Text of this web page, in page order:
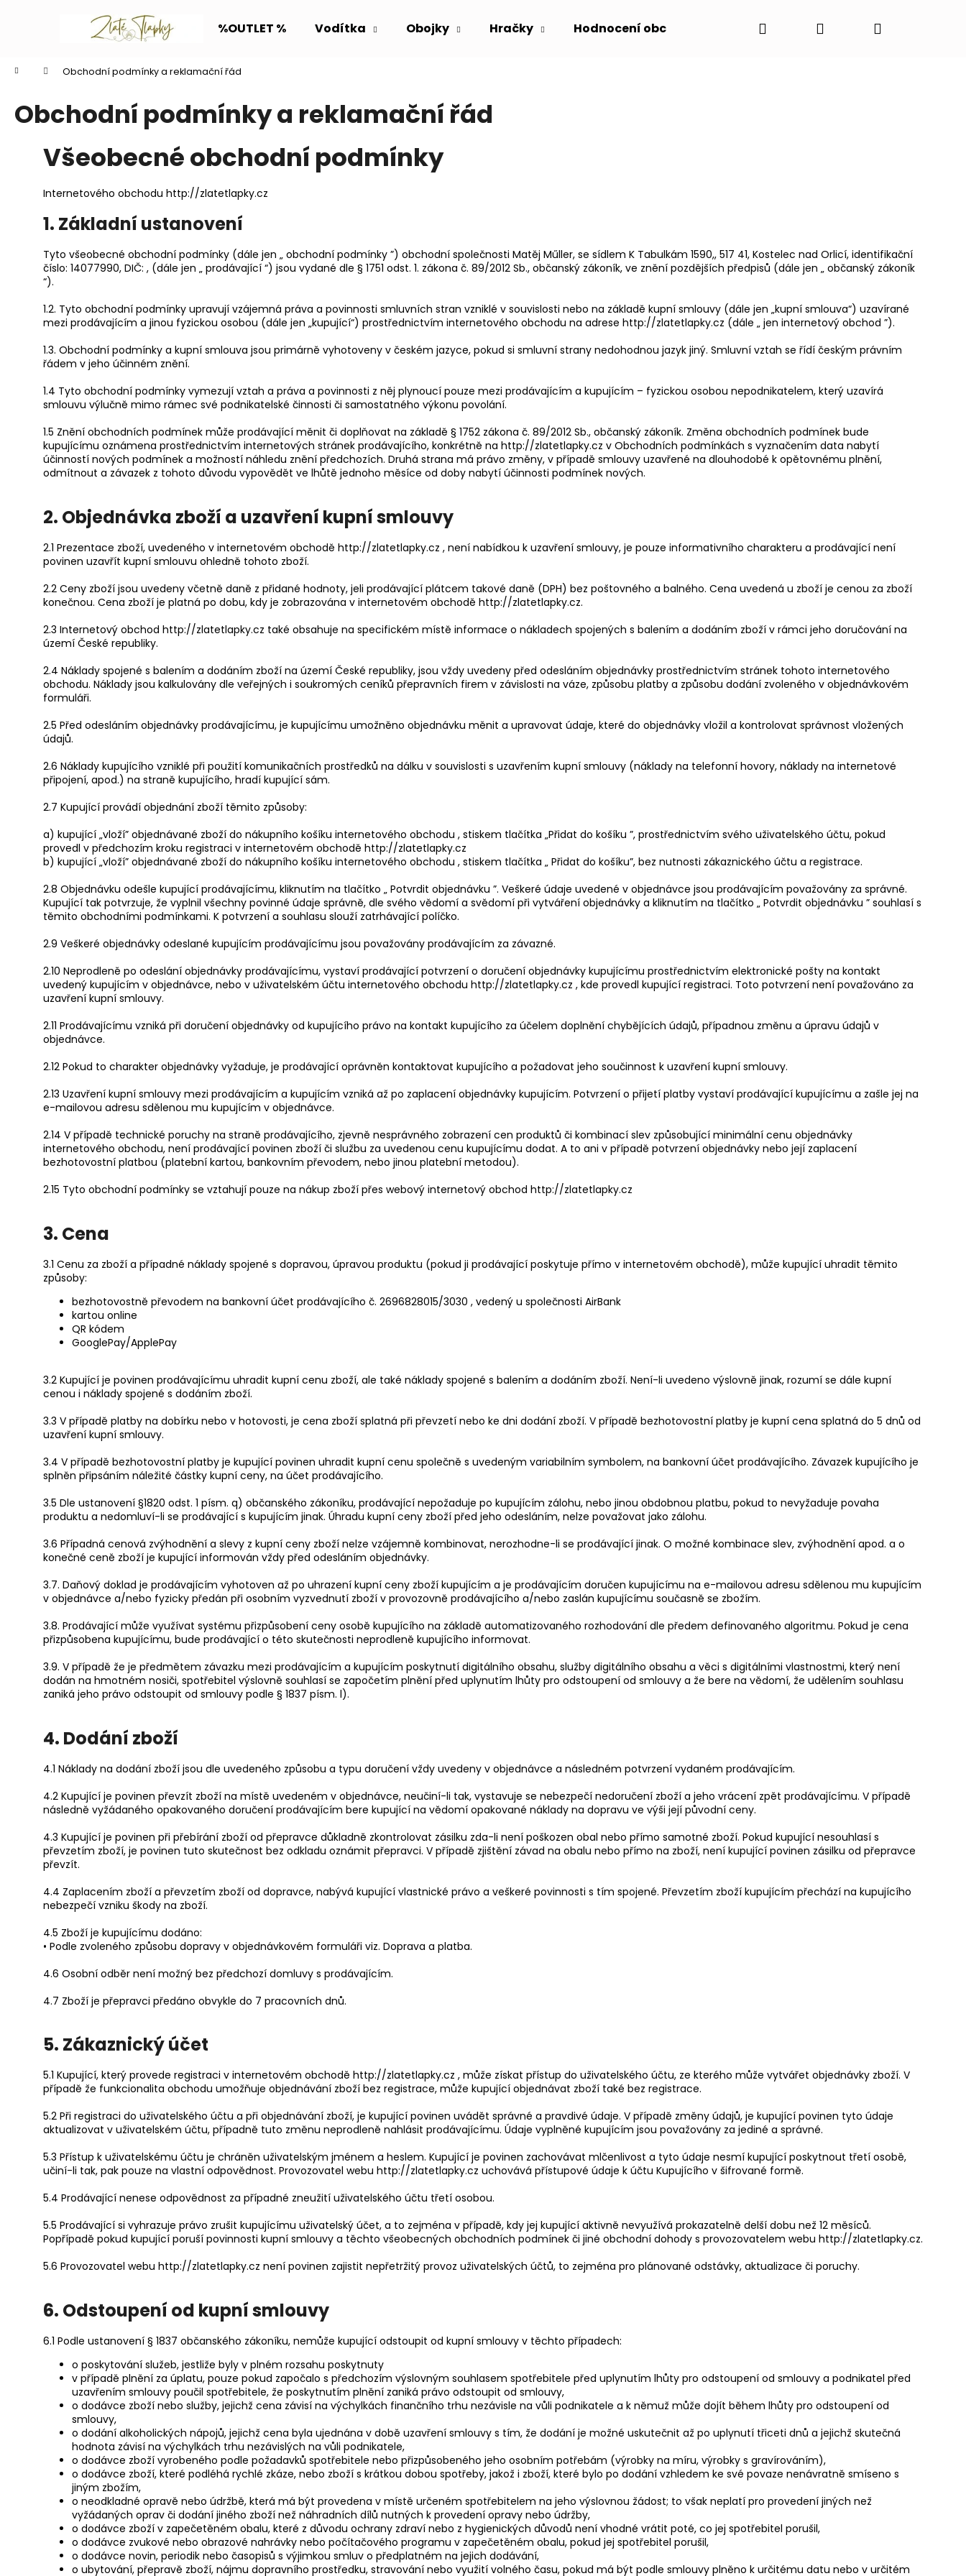
%OUTLET % Vodítka Obojky Hračky Hodnocení obchodu Hledat PřihlášeníNákupní
Domů Obchodní podmínky a reklamační řád
Obchodní podmínky a reklamační řád
Všeobecné obchodní podmínky
Internetového obchodu http://zlatetlapky.cz
1. Základní ustanovení
Tyto všeobecné obchodní podmínky (dále jen „ obchodní podmínky ”) obchodní společnosti Matěj Műller, se sídlem K Tabulkám 1590,, 517 41, Kostelec nad Orlicí, identifikační
číslo: 14077990, DIČ: , (dále jen „ prodávající “) jsou vydané dle § 1751 odst. 1. zákona č. 89/2012 Sb., občanský zákoník, ve znění pozdějších předpisů (dále jen „ občanský zákoník
“).
1.2. Tyto obchodní podmínky upravují vzájemná práva a povinnosti smluvních stran vzniklé v souvislosti nebo na základě kupní smlouvy (dále jen „kupní smlouva“) uzavírané
mezi prodávajícím a jinou fyzickou osobou (dále jen „kupující“) prostřednictvím internetového obchodu na adrese http://zlatetlapky.cz (dále „ jen internetový obchod ”).
1.3. Obchodní podmínky a kupní smlouva jsou primárně vyhotoveny v českém jazyce, pokud si smluvní strany nedohodnou jazyk jiný. Smluvní vztah se řídí českým právním
řádem v jeho účinném znění.
1.4 Tyto obchodní podmínky vymezují vztah a práva a povinnosti z něj plynoucí pouze mezi prodávajícím a kupujícím – fyzickou osobou nepodnikatelem, který uzavírá
smlouvu výlučně mimo rámec své podnikatelské činnosti či samostatného výkonu povolání.
1.5 Znění obchodních podmínek může prodávající měnit či doplňovat na základě § 1752 zákona č. 89/2012 Sb., občanský zákoník. Změna obchodních podmínek bude
kupujícímu oznámena prostřednictvím internetových stránek prodávajícího, konkrétně na http://zlatetlapky.cz v Obchodních podmínkách s vyznačením data nabytí
účinností nových podmínek a možností náhledu znění předchozích. Druhá strana má právo změny, v případě smlouvy uzavřené na dlouhodobé k opětovnému plnění,
odmítnout a závazek z tohoto důvodu vypovědět ve lhůtě jednoho měsíce od doby nabytí účinnosti podmínek nových.
2. Objednávka zboží a uzavření kupní smlouvy
2.1 Prezentace zboží, uvedeného v internetovém obchodě http://zlatetlapky.cz , není nabídkou k uzavření smlouvy, je pouze informativního charakteru a prodávající není
povinen uzavřít kupní smlouvu ohledně tohoto zboží.
2.2 Ceny zboží jsou uvedeny včetně daně z přidané hodnoty, jeli prodávající plátcem takové daně (DPH) bez poštovného a balného. Cena uvedená u zboží je cenou za zboží
konečnou. Cena zboží je platná po dobu, kdy je zobrazována v internetovém obchodě http://zlatetlapky.cz.
2.3 Internetový obchod http://zlatetlapky.cz také obsahuje na specifickém místě informace o nákladech spojených s balením a dodáním zboží v rámci jeho doručování na
území České republiky.
2.4 Náklady spojené s balením a dodáním zboží na území České republiky, jsou vždy uvedeny před odesláním objednávky prostřednictvím stránek tohoto internetového
obchodu. Náklady jsou kalkulovány dle veřejných i soukromých ceníků přepravních firem v závislosti na váze, způsobu platby a způsobu dodání zvoleného v objednávkovém
formuláři.
2.5 Před odesláním objednávky prodávajícímu, je kupujícímu umožněno objednávku měnit a upravovat údaje, které do objednávky vložil a kontrolovat správnost vložených
údajů.
2.6 Náklady kupujícího vzniklé při použití komunikačních prostředků na dálku v souvislosti s uzavřením kupní smlouvy (náklady na telefonní hovory, náklady na internetové
připojení, apod.) na straně kupujícího, hradí kupující sám.
2.7 Kupující provádí objednání zboží těmito způsoby:
a) kupující „vloží” objednávané zboží do nákupního košíku internetového obchodu , stiskem tlačítka „Přidat do košíku ”, prostřednictvím svého uživatelského účtu, pokud
provedl v předchozím kroku registraci v internetovém obchodě http://zlatetlapky.cz
b) kupující „vloží” objednávané zboží do nákupního košíku internetového obchodu , stiskem tlačítka „ Přidat do košíku”, bez nutnosti zákaznického účtu a registrace.
2.8 Objednávku odešle kupující prodávajícímu, kliknutím na tlačítko „ Potvrdit objednávku ”. Veškeré údaje uvedené v objednávce jsou prodávajícím považovány za správné.
Kupující tak potvrzuje, že vyplnil všechny povinné údaje správně, dle svého vědomí a svědomí při vytváření objednávky a kliknutím na tlačítko „ Potvrdit objednávku ” souhlasí s
těmito obchodními podmínkami. K potvrzení a souhlasu slouží zatrhávající políčko.
2.9 Veškeré objednávky odeslané kupujícím prodávajícímu jsou považovány prodávajícím za závazné.
2.10 Neprodleně po odeslání objednávky prodávajícímu, vystaví prodávající potvrzení o doručení objednávky kupujícímu prostřednictvím elektronické pošty na kontakt
uvedený kupujícím v objednávce, nebo v uživatelském účtu internetového obchodu http://zlatetlapky.cz , kde provedl kupující registraci. Toto potvrzení není považováno za
uzavření kupní smlouvy.
2.11 Prodávajícímu vzniká při doručení objednávky od kupujícího právo na kontakt kupujícího za účelem doplnění chybějících údajů, případnou změnu a úpravu údajů v
objednávce.
2.12 Pokud to charakter objednávky vyžaduje, je prodávající oprávněn kontaktovat kupujícího a požadovat jeho součinnost k uzavření kupní smlouvy.
2.13 Uzavření kupní smlouvy mezi prodávajícím a kupujícím vzniká až po zaplacení objednávky kupujícím. Potvrzení o přijetí platby vystaví prodávající kupujícímu a zašle jej na
e-mailovou adresu sdělenou mu kupujícím v objednávce.
2.14 V případě technické poruchy na straně prodávajícího, zjevně nesprávného zobrazení cen produktů či kombinací slev způsobující minimální cenu objednávky
internetového obchodu, není prodávající povinen zboží či službu za uvedenou cenu kupujícímu dodat. A to ani v případě potvrzení objednávky nebo její zaplacení
bezhotovostní platbou (platební kartou, bankovním převodem, nebo jinou platební metodou).
2.15 Tyto obchodní podmínky se vztahují pouze na nákup zboží přes webový internetový obchod http://zlatetlapky.cz
3. Cena
3.1 Cenu za zboží a případné náklady spojené s dopravou, úpravou produktu (pokud ji prodávající poskytuje přímo v internetovém obchodě), může kupující uhradit těmito
způsoby:
bezhotovostně převodem na bankovní účet prodávajícího č. 2696828015/3030 , vedený u společnosti AirBank
kartou online
QR kódem
GooglePay/ApplePay
3.2 Kupující je povinen prodávajícímu uhradit kupní cenu zboží, ale také náklady spojené s balením a dodáním zboží. Není-li uvedeno výslovně jinak, rozumí se dále kupní
cenou i náklady spojené s dodáním zboží.
3.3 V případě platby na dobírku nebo v hotovosti, je cena zboží splatná při převzetí nebo ke dni dodání zboží. V případě bezhotovostní platby je kupní cena splatná do 5 dnů od
uzavření kupní smlouvy.
3.4 V případě bezhotovostní platby je kupující povinen uhradit kupní cenu společně s uvedeným variabilním symbolem, na bankovní účet prodávajícího. Závazek kupujícího je
splněn připsáním náležité částky kupní ceny, na účet prodávajícího.
3.5 Dle ustanovení §1820 odst. 1 písm. q) občanského zákoníku, prodávající nepožaduje po kupujícím zálohu, nebo jinou obdobnou platbu, pokud to nevyžaduje povaha
produktu a nedomluví-li se prodávající s kupujícím jinak. Úhradu kupní ceny zboží před jeho odesláním, nelze považovat jako zálohu.
3.6 Případná cenová zvýhodnění a slevy z kupní ceny zboží nelze vzájemně kombinovat, nerozhodne-li se prodávající jinak. O možné kombinace slev, zvýhodnění apod. a o
konečné ceně zboží je kupující informován vždy před odesláním objednávky.
3.7. Daňový doklad je prodávajícím vyhotoven až po uhrazení kupní ceny zboží kupujícím a je prodávajícím doručen kupujícímu na e-mailovou adresu sdělenou mu kupujícím
v objednávce a/nebo fyzicky předán při osobním vyzvednutí zboží v provozovně prodávajícího a/nebo zaslán kupujícímu současně se zbožím.
3.8. Prodávající může využívat systému přizpůsobení ceny osobě kupujícího na základě automatizovaného rozhodování dle předem definovaného algoritmu. Pokud je cena
přizpůsobena kupujícímu, bude prodávající o této skutečnosti neprodleně kupujícího informovat.
3.9. V případě že je předmětem závazku mezi prodávajícím a kupujícím poskytnutí digitálního obsahu, služby digitálního obsahu a věci s digitálními vlastnostmi, který není
dodán na hmotném nosiči, spotřebitel výslovně souhlasí se započetím plnění před uplynutím lhůty pro odstoupení od smlouvy a že bere na vědomí, že udělením souhlasu
zaniká jeho právo odstoupit od smlouvy podle § 1837 písm. l).
4. Dodání zboží
4.1 Náklady na dodání zboží jsou dle uvedeného způsobu a typu doručení vždy uvedeny v objednávce a následném potvrzení vydaném prodávajícím.
4.2 Kupující je povinen převzít zboží na místě uvedeném v objednávce, neučiní-li tak, vystavuje se nebezpečí nedoručení zboží a jeho vrácení zpět prodávajícímu. V případě
následně vyžádaného opakovaného doručení prodávajícím bere kupující na vědomí opakované náklady na dopravu ve výši její původní ceny.
4.3 Kupující je povinen při přebírání zboží od přepravce důkladně zkontrolovat zásilku zda-li není poškozen obal nebo přímo samotné zboží. Pokud kupující nesouhlasí s
převzetím zboží, je povinen tuto skutečnost bez odkladu oznámit přepravci. V případě zjištění závad na obalu nebo přímo na zboží, není kupující povinen zásilku od přepravce
převzít.
4.4 Zaplacením zboží a převzetím zboží od dopravce, nabývá kupující vlastnické právo a veškeré povinnosti s tím spojené. Převzetím zboží kupujícím přechází na kupujícího
nebezpečí vzniku škody na zboží.
4.5 Zboží je kupujícímu dodáno:
• Podle zvoleného způsobu dopravy v objednávkovém formuláři viz. Doprava a platba.
4.6 Osobní odběr není možný bez předchozí domluvy s prodávajícím.
4.7 Zboží je přepravci předáno obvykle do 7 pracovních dnů.
5. Zákaznický účet
5.1 Kupující, který provede registraci v internetovém obchodě http://zlatetlapky.cz , může získat přístup do uživatelského účtu, ze kterého může vytvářet objednávky zboží. V
případě že funkcionalita obchodu umožňuje objednávání zboží bez registrace, může kupující objednávat zboží také bez registrace.
5.2 Při registraci do uživatelského účtu a při objednávání zboží, je kupující povinen uvádět správné a pravdivé údaje. V případě změny údajů, je kupující povinen tyto údaje
aktualizovat v uživatelském účtu, případně tuto změnu neprodleně nahlásit prodávajícímu. Údaje vyplněné kupujícím jsou považovány za jediné a správné.
5.3 Přístup k uživatelskému účtu je chráněn uživatelským jménem a heslem. Kupující je povinen zachovávat mlčenlivost a tyto údaje nesmí kupující poskytnout třetí osobě,
učiní-li tak, pak pouze na vlastní odpovědnost. Provozovatel webu http://zlatetlapky.cz uchovává přístupové údaje k účtu Kupujícího v šifrované formě.
5.4 Prodávající nenese odpovědnost za případné zneužití uživatelského účtu třetí osobou.
5.5 Prodávající si vyhrazuje právo zrušit kupujícímu uživatelský účet, a to zejména v případě, kdy jej kupující aktivně nevyužívá prokazatelně delší dobu než 12 měsíců.
Popřípadě pokud kupující poruší povinnosti kupní smlouvy a těchto všeobecných obchodních podmínek či jiné obchodní dohody s provozovatelem webu http://zlatetlapky.cz.
5.6 Provozovatel webu http://zlatetlapky.cz není povinen zajistit nepřetržitý provoz uživatelských účtů, to zejména pro plánované odstávky, aktualizace či poruchy.
6. Odstoupení od kupní smlouvy
6.1 Podle ustanovení § 1837 občanského zákoníku, nemůže kupující odstoupit od kupní smlouvy v těchto případech:
o poskytování služeb, jestliže byly v plném rozsahu poskytnuty
v případě plnění za úplatu, pouze pokud započalo s předchozím výslovným souhlasem spotřebitele před uplynutím lhůty pro odstoupení od smlouvy a podnikatel před
uzavřením smlouvy poučil spotřebitele, že poskytnutím plnění zaniká právo odstoupit od smlouvy,
o dodávce zboží nebo služby, jejichž cena závisí na výchylkách finančního trhu nezávisle na vůli podnikatele a k němuž může dojít během lhůty pro odstoupení od
smlouvy,
o dodání alkoholických nápojů, jejichž cena byla ujednána v době uzavření smlouvy s tím, že dodání je možné uskutečnit až po uplynutí třiceti dnů a jejichž skutečná
hodnota závisí na výchylkách trhu nezávislých na vůli podnikatele,
o dodávce zboží vyrobeného podle požadavků spotřebitele nebo přizpůsobeného jeho osobním potřebám (výrobky na míru, výrobky s gravírováním),
o dodávce zboží, které podléhá rychlé zkáze, nebo zboží s krátkou dobou spotřeby, jakož i zboží, které bylo po dodání vzhledem ke své povaze nenávratně smíseno s
jiným zbožím,
o neodkladné opravě nebo údržbě, která má být provedena v místě určeném spotřebitelem na jeho výslovnou žádost; to však neplatí pro provedení jiných než
vyžádaných oprav či dodání jiného zboží než náhradních dílů nutných k provedení opravy nebo údržby,
o dodávce zboží v zapečetěném obalu, které z důvodu ochrany zdraví nebo z hygienických důvodů není vhodné vrátit poté, co jej spotřebitel porušil,
o dodávce zvukové nebo obrazové nahrávky nebo počítačového programu v zapečetěném obalu, pokud jej spotřebitel porušil,
o dodávce novin, periodik nebo časopisů s výjimkou smluv o předplatném na jejich dodávání,
o ubytování, přepravě zboží, nájmu dopravního prostředku, stravování nebo využití volného času, pokud má být podle smlouvy plněno k určitému datu nebo v určitém
obchodu
obchodu
VODĚODOLNÝ OBOJEK KLASIK
100 Kč
Původně: 250 Kč
VODĚODOLNÁ GRAVÍROVANÁ
JMENOVKA - BARVENÁ
150 Kč
STOPOVACÍ VODÍTKO "STOPOVAČKA"
289 Kč